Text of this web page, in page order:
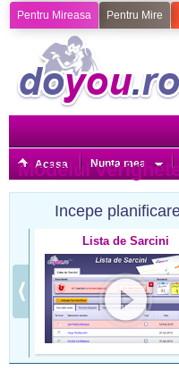
Pentru Mireasa Pentru Mire
Acasa Nunta mea
Modelul
Incepe
Lista de Sarcini